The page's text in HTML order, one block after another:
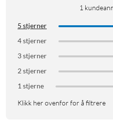
1
5 stjerner
4 stjerner
3 stjerner
2 stjerner
1 stjerne
Klikk her ovenfor for å filtrere